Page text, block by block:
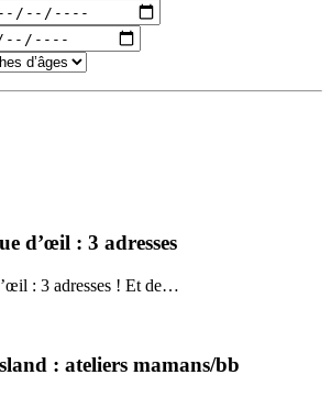
d’œil : 3 adresses
: 3 adresses ! Et de…
: ateliers mamans/bb